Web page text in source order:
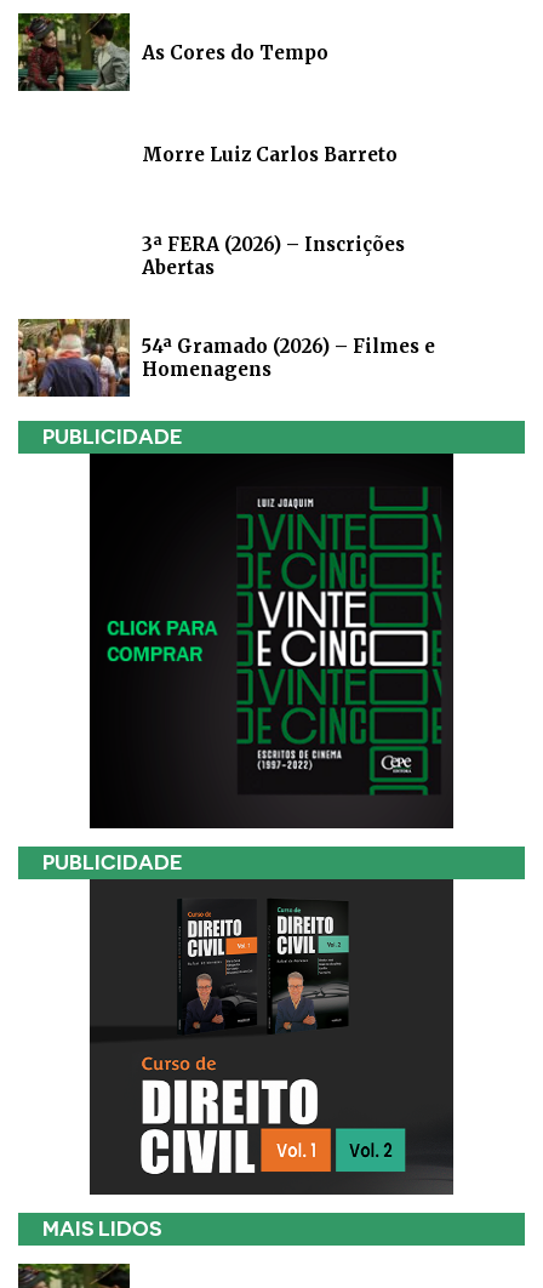
As Cores do Tempo
Morre Luiz Carlos Barreto
3ª FERA (2026) – Inscrições
Abertas
54ª Gramado (2026) – Filmes e
Homenagens
PUBLICIDADE
PUBLICIDADE
MAIS LIDOS